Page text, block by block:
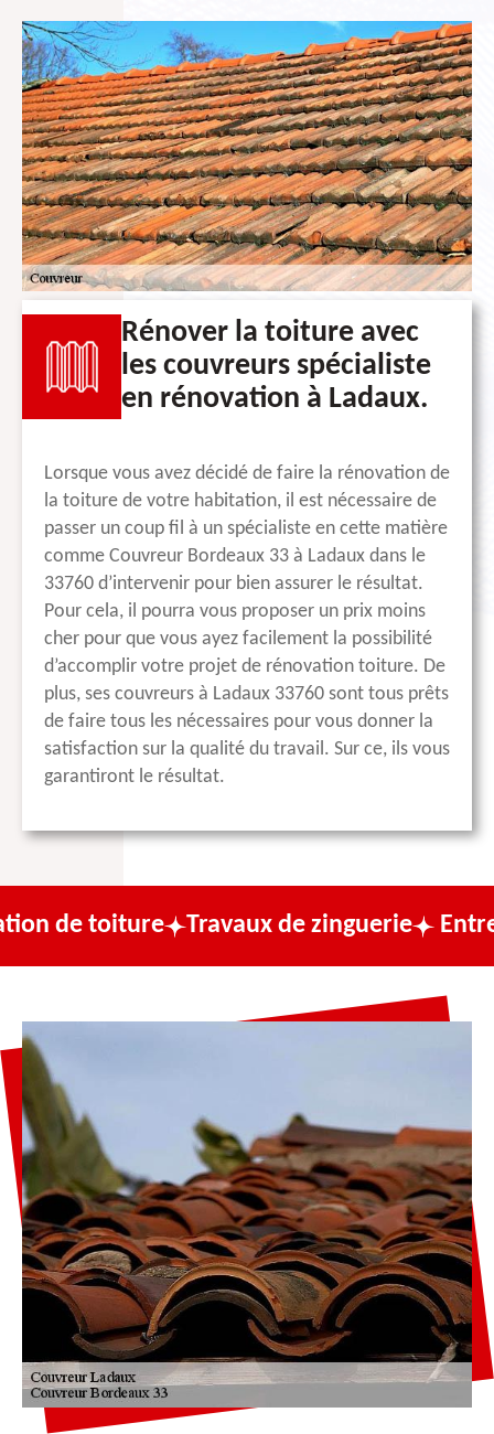
Rénover la toiture avec
les couvreurs spécialiste
en rénovation à Ladaux.
Lorsque vous avez décidé de faire la rénovation de
la toiture de votre habitation, il est nécessaire de
passer un coup fil à un spécialiste en cette matière
comme Couvreur Bordeaux 33 à Ladaux dans le
33760 d’intervenir pour bien assurer le résultat.
Pour cela, il pourra vous proposer un prix moins
cher pour que vous ayez facilement la possibilité
d’accomplir votre projet de rénovation toiture. De
plus, ses couvreurs à Ladaux 33760 sont tous prêts
de faire tous les nécessaires pour vous donner la
satisfaction sur la qualité du travail. Sur ce, ils vous
garantiront le résultat.
Travaux de zinguerie Entreprise de